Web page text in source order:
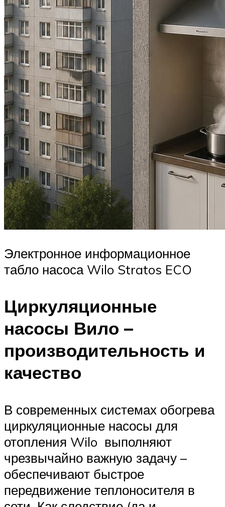
Электронное информационное
табло насоса Wilo Stratos ECO
Циркуляционные
насосы Вило –
производительность и
качество
В современных системах обогрева
циркуляционные насосы для
отопления Wilo выполняют
чрезвычайно важную задачу –
обеспечивают быстрое
передвижение теплоносителя в